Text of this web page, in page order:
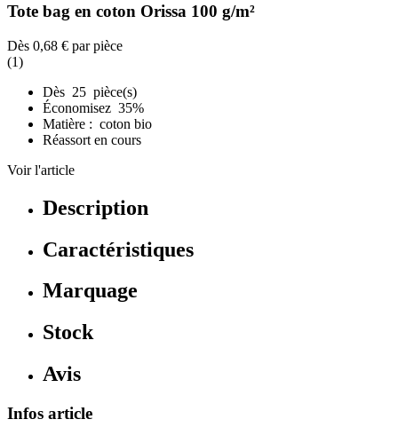
Tote bag en coton Orissa 100 g/m²
Dès 0,68 € par pièce
(1)
Dès 25 pièce(s)
Économisez 35%
Matière : coton bio
Réassort en cours
Voir l'article
Description
Caractéristiques
Marquage
Stock
Avis
Infos article